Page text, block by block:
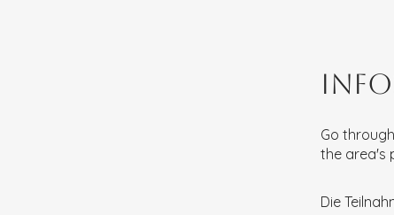
Go
the area's
Die